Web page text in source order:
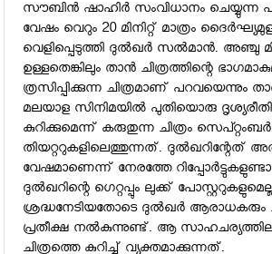
സൗബിന്‍ ഷാഹിര്‍ സംവിധാനം ചെയ്യുന്ന
വേഷം വെറും 20 മിനിറ്റ് മാത്രം
വെളിപ്പെടുത്തി ദുല്‍ഖര്‍ സല്‍മാന്‍. അഞ്ചു
ഉള്ളതെങ്കിലും താന്‍ ചിത്രത്തിന്റെ
ത്രസിപ്പിക്കുന്ന ചിത്രമാണ് പറവയെന്നും
മലയാള സിനിമയില്‍ പുതിയൊരു
കുറിക്കുമെന്ന് കരുതുന്ന ചിത്രം
തിയറ്ററുകളിലെത്തുന്നത്. ദുല്‍ഖറിന്റേത്
വേഷമാണെന്ന് നേരത്തേ
ദുല്‍ഖറിന്റെ ഗെറ്റപ്പും ലുക്ക്
ശ്രദ്ധനേടിയതോടെ ദുല്‍ഖര്‍ ആരാധകരും
പ്രതീക്ഷ നല്‍കുന്നുണ്ട്. ആ